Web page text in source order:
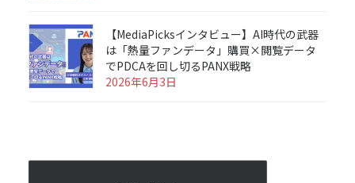
【MediaPicksインタビュー】AI時代の武器
は「熱量ファンデータ」購買×閲覧データ
でPDCAを回し切るPANX戦略
2026年6月3日